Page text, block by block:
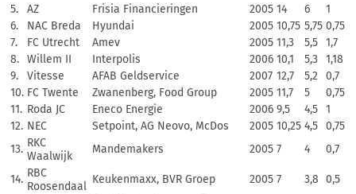
5.
AZ Frisia Financieringen 2005 14 6
1
6.
NAC Breda Hyundai 2005 10,75 5,75 0,75
7.
FC Utrecht Amev 2005 11,3 5,5 1,7
8. Willem II Interpolis 2006 10,1 5,3 1,18
9.
Vitesse AFAB Geldservice 2007 12,7 5,2 0,7
10. FC Twente Zwanenberg, Food Group 2005 11,7 5
0,75
11. Roda JC Eneco Energie 2006 9,5 4,5 1
12. NEC Setpoint, AG Neovo, McDos 2005 10,25 4,5 0,75
13. RKC
Waalwijk
Mandemakers 2005 7 4 0,7
14. RBC
Roosendaal
Keukenmaxx, BVR Groep 2005 7 3,8 0,5